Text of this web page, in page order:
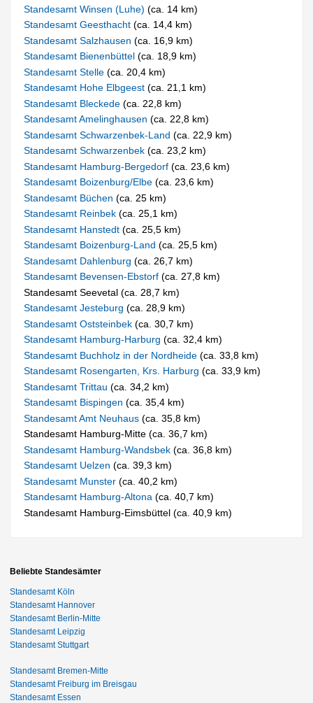
Standesamt Winsen (Luhe)(ca. 14 km)
Standesamt Geesthacht(ca. 14,4 km)
Standesamt Salzhausen(ca. 16,9 km)
Standesamt Bienenbüttel(ca. 18,9 km)
Standesamt Stelle(ca. 20,4 km)
Standesamt Hohe Elbgeest(ca. 21,1 km)
Standesamt Bleckede(ca. 22,8 km)
Standesamt Amelinghausen(ca. 22,8 km)
Standesamt Schwarzenbek-Land(ca. 22,9 km)
Standesamt Schwarzenbek(ca. 23,2 km)
Standesamt Hamburg-Bergedorf(ca. 23,6 km)
Standesamt Boizenburg/Elbe(ca. 23,6 km)
Standesamt Büchen(ca. 25 km)
Standesamt Reinbek(ca. 25,1 km)
Standesamt Hanstedt(ca. 25,5 km)
Standesamt Boizenburg-Land(ca. 25,5 km)
Standesamt Dahlenburg(ca. 26,7 km)
Standesamt Bevensen-Ebstorf(ca. 27,8 km)
Standesamt Seevetal (ca. 28,7 km)
Standesamt Jesteburg(ca. 28,9 km)
Standesamt Oststeinbek(ca. 30,7 km)
Standesamt Hamburg-Harburg(ca. 32,4 km)
Standesamt Buchholz in der Nordheide(ca. 33,8 km)
Standesamt Rosengarten, Krs. Harburg(ca. 33,9 km)
Standesamt Trittau(ca. 34,2 km)
Standesamt Bispingen(ca. 35,4 km)
Standesamt Amt Neuhaus(ca. 35,8 km)
Standesamt Hamburg-Mitte (ca. 36,7 km)
Standesamt Hamburg-Wandsbek(ca. 36,8 km)
Standesamt Uelzen(ca. 39,3 km)
Standesamt Munster(ca. 40,2 km)
Standesamt Hamburg-Altona(ca. 40,7 km)
Standesamt Hamburg-Eimsbüttel (ca. 40,9 km)
Beliebte Standesämter
Standesamt Köln
Standesamt Hannover
Standesamt Berlin-Mitte
Standesamt Leipzig
Standesamt Stuttgart
Standesamt Bremen-Mitte
Standesamt Freiburg im Breisgau
Standesamt Essen